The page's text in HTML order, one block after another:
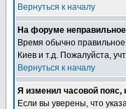
Вернуться к началу
На форуме
Время обычно
Киев и т.д. Пожалуйста,
Вернуться к началу
Я изменил часовой пояс,
Если вы уверены, что